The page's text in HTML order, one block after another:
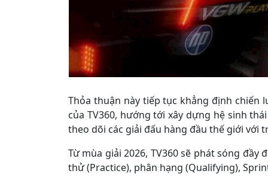
Thỏa thuận này tiếp tục khẳng định chiến
của TV360, hướng tới xây dựng hệ sinh
theo dõi các giải đấu hàng đầu thế giới với
Từ mùa giải 2026, TV360 sẽ phát sóng
thử (Practice), phân hạng (Qualifying),